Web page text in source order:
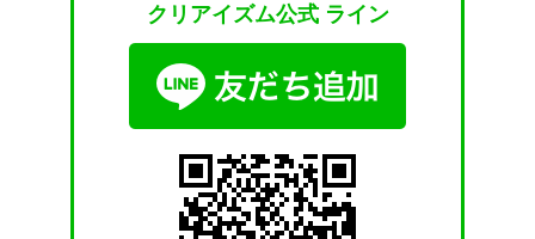
クリアイズム公式 ライン